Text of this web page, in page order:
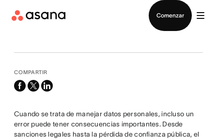
Comenzar
COMPARTIR
facebook
x-
linkedin
Cuando se trata de manejar datos personales, incluso un
error puede tener consecuencias importantes. Desde
sanciones legales hasta la pérdida de confianza pública, el